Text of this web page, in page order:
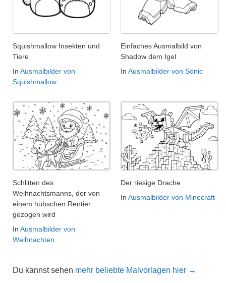
Squishmallow Insekten und
Tiere
In Ausmalbilder von
Squishmallow
Einfaches Ausmalbild von
Shadow dem Igel
In Ausmalbilder von Sonic
Schlitten des
Weihnachtsmanns, der von
einem hübschen Rentier
gezogen wird
In Ausmalbilder von
Weihnachten
Der riesige Drache
In Ausmalbilder von Minecraft
Du kannst sehen mehr beliebte Malvorlagen hier →